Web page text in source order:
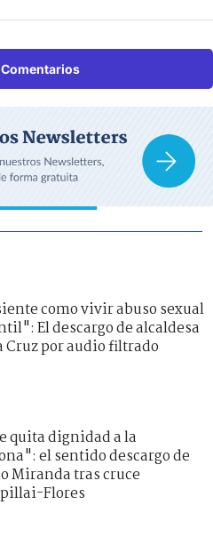
como vivir abuso sexual
El descargo de alcaldesa
Cruz por audio filtrado
quita dignidad a la
el sentido descargo de
Miranda tras cruce
Flores